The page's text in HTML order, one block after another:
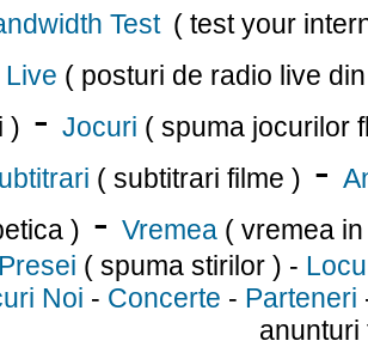
Test ( test your
( posturi de radio live
) - Jocuri ( spuma jocurilor
( subtitrari filme ) -
) - Vremea ( vremea
( spuma stirilor ) -
Noi - Concerte - Parteneri
anunturi